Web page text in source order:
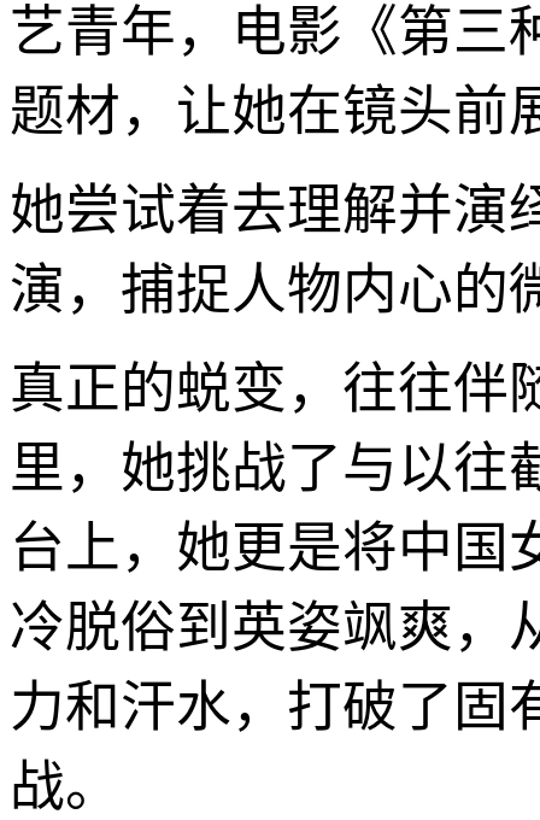
艺青年，电影《第三
题材，让她在镜头前
她尝试着去理解并演
演，捕捉人物内心的
真正的蜕变，往往伴
里，她挑战了与以往
台上，她更是将中国
冷脱俗到英姿飒爽，
力和汗水，打破了固
战。